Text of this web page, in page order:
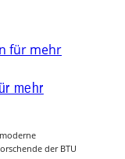
mehr
der BTU